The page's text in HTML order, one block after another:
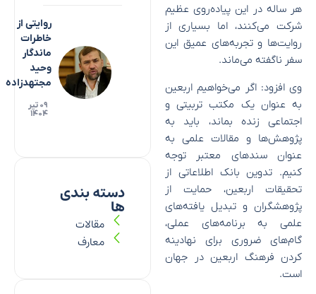
هر ساله در این پیاده‌روی عظیم
شرکت می‌کنند، اما بسیاری از
روایت‌ها و تجربه‌های عمیق این
سفر ناگفته می‌ماند.
وی افزود: اگر می‌خواهیم اربعین
به عنوان یک مکتب تربیتی و
اجتماعی زنده بماند، باید به
پژوهش‌ها و مقالات علمی به
عنوان سند‌های معتبر توجه
کنیم. تدوین بانک اطلاعاتی از
تحقیقات اربعین، حمایت از
پژوهشگران و تبدیل یافته‌های
علمی به برنامه‌های عملی،
گام‌های ضروری برای نهادینه
کردن فرهنگ اربعین در جهان
است.
روایتی از
خاطرات
ماندگار
وحید
مجتهدزاده
۰۹ تیر
۱۴۰۴
دسته بندی
ها
مقالات
معارف